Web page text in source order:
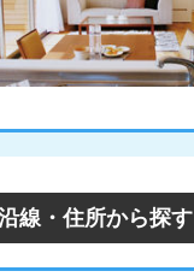
線・住所から探す